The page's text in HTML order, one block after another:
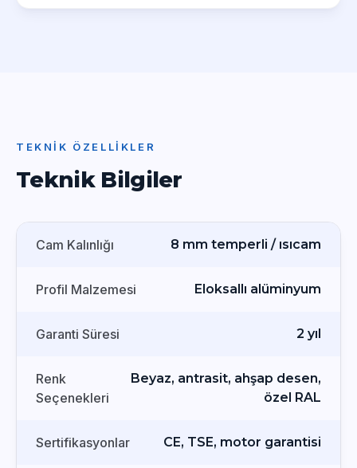
TEKNIK ÖZELLIKLER
Teknik Bilgiler
Cam Kalınlığı 8 mm temperli / ısıcam
Profil Malzemesi Eloksallı alüminyum
Garanti Süresi 2 yıl
Renk
Seçenekleri
Beyaz, antrasit, ahşap desen,
özel RAL
Sertifikasyonlar CE, TSE, motor garantisi